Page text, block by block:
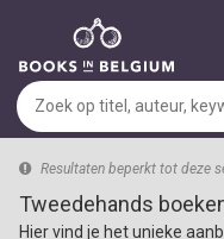
Resultaten beperkt tot deze
Tweedehands
Hier vind je het unieke